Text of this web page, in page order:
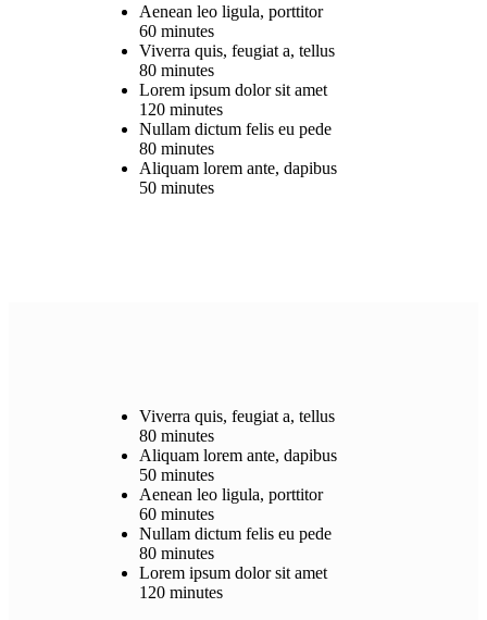
Aenean leo ligula, porttitor
60 minutes
Viverra quis, feugiat a, tellus
80 minutes
Lorem ipsum dolor sit amet
120 minutes
Nullam dictum felis eu pede
80 minutes
Aliquam lorem ante, dapibus
50 minutes
Viverra quis, feugiat a, tellus
80 minutes
Aliquam lorem ante, dapibus
50 minutes
Aenean leo ligula, porttitor
60 minutes
Nullam dictum felis eu pede
80 minutes
Lorem ipsum dolor sit amet
120 minutes